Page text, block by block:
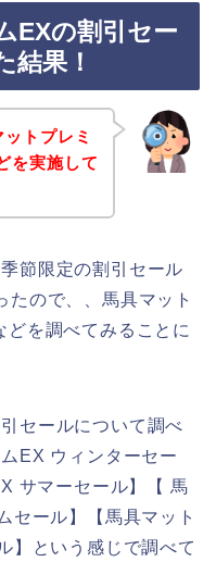
EXの割引セー
結果！
トプレミ
を実施して
節限定の割引セール
たので、、馬具マット
を調べてみることに
セールについて調べ
EX ウィンターセー
サマーセール】【 馬
セール】【馬具マット
】という感じで調べて